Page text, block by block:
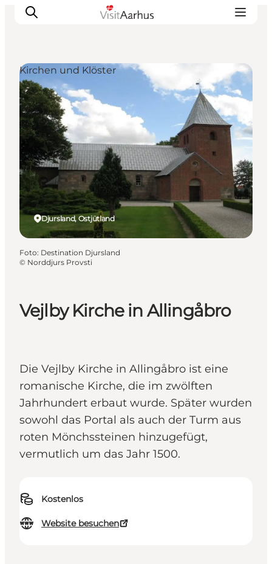
Sehen und erleben
Veranstaltungen
Städte und Regionen
Reiseplanung
Transport
Vejlby Kirche in Allingåbro
Die Vejlby Kirche in Allingåbro ist eine
romanische Kirche, die im zwölften
Jahrhundert erbaut wurde. Später wurden
sowohl das Portal als auch der Turm aus
roten Mönchssteinen hinzugefügt,
vermutlich um das Jahr 1500.
Kostenlos
Website besuchen
Djursland, Ostjütland
Kirchen und Klöster
Foto: Destination Djursland
© Norddjurs Provsti